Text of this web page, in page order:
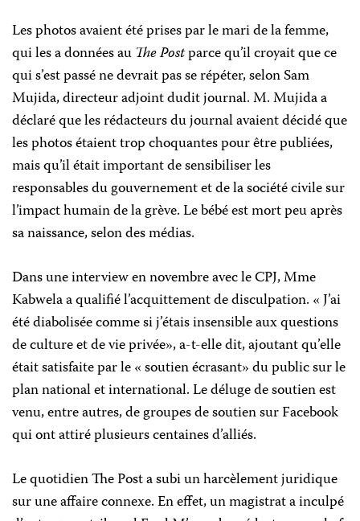
Les photos avaient été prises par le mari de la femme,
qui les a données au The Postparce qu’il croyait que ce
qui s’est passé ne devrait pas se répéter, selon Sam
Mujida, directeur adjoint dudit journal. M. Mujida a
déclaré que les rédacteurs du journal avaient décidé que
les photos étaient trop choquantes pour être publiées,
mais qu’il était important de sensibiliser les
responsables du gouvernement et de la société civile sur
l’impact humain de la grève. Le bébé est mort peu après
sa naissance, selon des médias.
Dans une interview en novembre avec le CPJ, Mme
Kabwela a qualifié l’acquittement de disculpation. « J’ai
été diabolisée comme si j’étais insensible aux questions
de culture et de vie privée», a-t-elle dit, ajoutant qu’elle
était satisfaite par le « soutien écrasant» du public sur le
plan national et international. Le déluge de soutien est
venu, entre autres, de groupes de soutien sur Facebook
qui ont attiré plusieurs centaines d’alliés.
Le quotidien The Post a subi un harcèlement juridique
sur une affaire connexe. En effet, un magistrat a inculpé